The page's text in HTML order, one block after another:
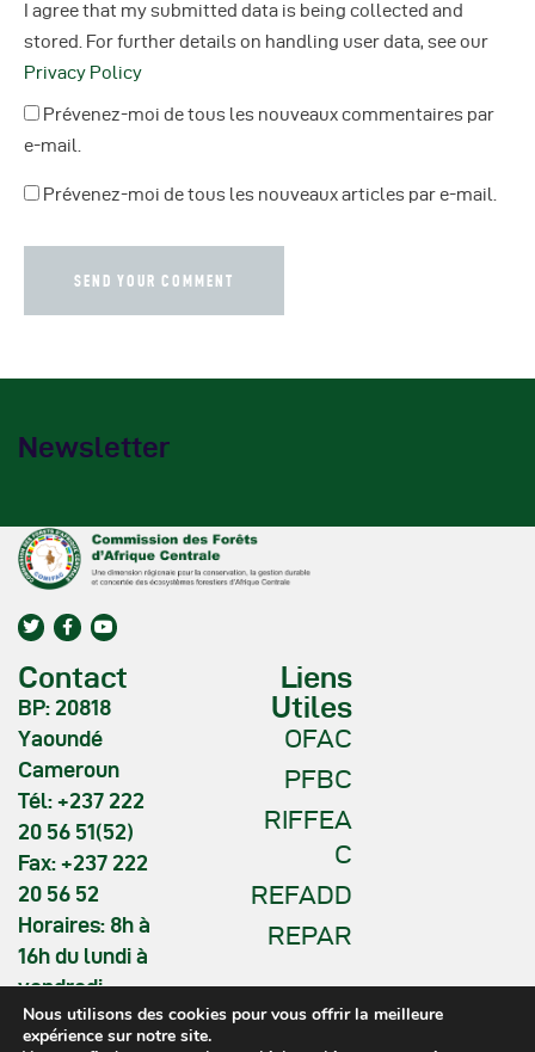
I agree that my submitted data is being collected and
stored. For further details on handling user data, see our
Privacy Policy
Prévenez-moi de tous les nouveaux commentaires par
e-mail.
Prévenez-moi de tous les nouveaux articles par e-mail.
Newsletter
Contact
BP: 20818
Yaoundé
Cameroun
Tél: +237 222
20 56 51(52)
Fax: +237 222
20 56 52
Horaires: 8h à
16h du lundi à
vendredi
Liens
Utiles
OFAC
PFBC
RIFFEA
C
REFADD
REPAR
Nous utilisons des cookies pour vous offrir la meilleure
expérience sur notre site.